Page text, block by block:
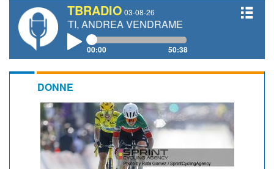
TBRADIO 03-08-26
ANDREA VENDRAME, FILIPPO FIORELLI
00:00 50:38
DONNE